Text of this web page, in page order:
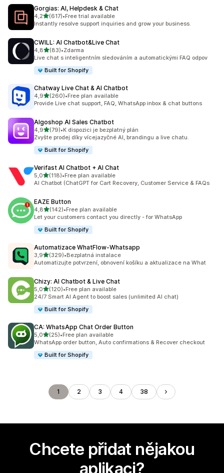
Gorgias: AI, Helpdesk & Chat
4,2z 5 hvězd
(617)
Celkový počet recenzí: 617
•Free trial available
Instantly resolve support inquiries and grow your business.
CWILL: AI Chatbot&Live Chat
4,8z 5 hvězd
(83)
Celkový počet recenzí: 83
•Zdarma
Live chat s inteligentním sledováním a automatickými FAQ odpov
Built for Shopify
Chatway Live Chat & AI Chatbot
4,9z 5 hvězd
(260)
Celkový počet recenzí: 260
•Free plan available
Provide Live chat support, FAQ, WhatsApp inbox & chat buttons
Algoshop AI Sales Chatbot
4,9z 5 hvězd
(79)
Celkový počet recenzí: 79
•K dispozici je bezplatný plán
Zvyšte prodej díky vícejazyčné AI, brandingu a live chatu.
Built for Shopify
Verifast AI Chatbot + AI Chat
5,0z 5 hvězd
(118)
Celkový počet recenzí: 118
•Free plan available
AI Chatbot (ChatGPT for Cart Recovery, Customer Service & FAQs
EAZE Button
4,8z 5 hvězd
(142)
Celkový počet recenzí: 142
•Free plan available
Let your customers contact you directly - for WhatsApp
Built for Shopify
Automatizace WhatFlow‑Whatsapp
3,9z 5 hvězd
(329)
Celkový počet recenzí: 329
•Bezplatná instalace
Automatizujte potvrzení, obnovení košíku a aktualizace na What
Chizy: AI Chatbot & Live Chat
5,0z 5 hvězd
(120)
Celkový počet recenzí: 120
•Free plan available
24/7 Smart AI Agent to boost sales (unlimited AI chat)
Built for Shopify
CA: WhatsApp Chat Order Button
5,0z 5 hvězd
(25)
Celkový počet recenzí: 25
•Free plan available
WhatsApp order button, Auto confirmations & Recover checkout
Built for Shopify
1 2 3 4 38
Chcete přidat nějakou
aplikaci?